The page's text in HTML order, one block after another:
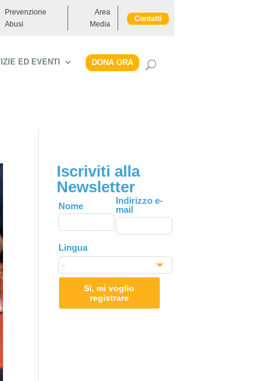
Prevenzione
Abusi
Area
Media
Contatti
ED EVENTI DONA ORA
Iscriviti alla
Newsletter
Leave
this
field
blank
Nome
Indirizzo e-
mail
Lingua
Si, mi voglio
registrare